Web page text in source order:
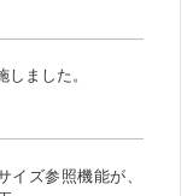
ました。
イズ参照機能が、